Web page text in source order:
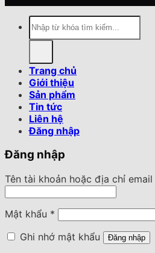
Tìm
kiếm:
Trang chủ
Giới thiệu
Sản phẩm
Tin tức
Liên hệ
Đăng nhập
Đăng nhập
Tên tài khoản hoặc địa chỉ email
Mật khẩu *
Ghi nhớ mật khẩu
Đăng nhập